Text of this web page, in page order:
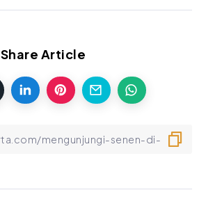
Share Article